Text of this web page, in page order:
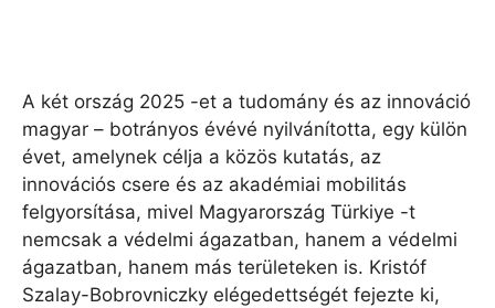
A két ország 2025 -et a tudomány és az innováció
magyar – botrányos évévé nyilvánította, egy külön
évet, amelynek célja a közös kutatás, az
innovációs csere és az akadémiai mobilitás
felgyorsítása, mivel Magyarország Türkiye -t
nemcsak a védelmi ágazatban, hanem a védelmi
ágazatban, hanem más területeken is. Kristóf
Szalay-Bobrovniczky elégedettségét fejezte ki,